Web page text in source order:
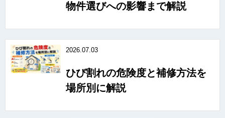
物件選びへの影響まで解説
2026.07.03
ひび割れの危険度と補修方法を
場所別に解説